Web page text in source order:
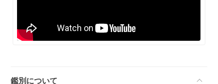
鑑別について